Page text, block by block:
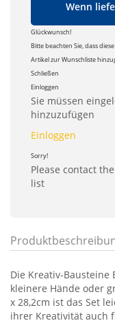
Wenn
Glückwunsch!
Bitte beachten Sie, dass
Artikel zur Wunschliste
Schließen
Einloggen
Sie müssen
hinzuzufügen
Einloggen
Sorry!
Please contact
list
Die Kreativ-Bausteine
kleinere Hände oder
x 28,2cm ist das Set
ihrer Kreativität auch